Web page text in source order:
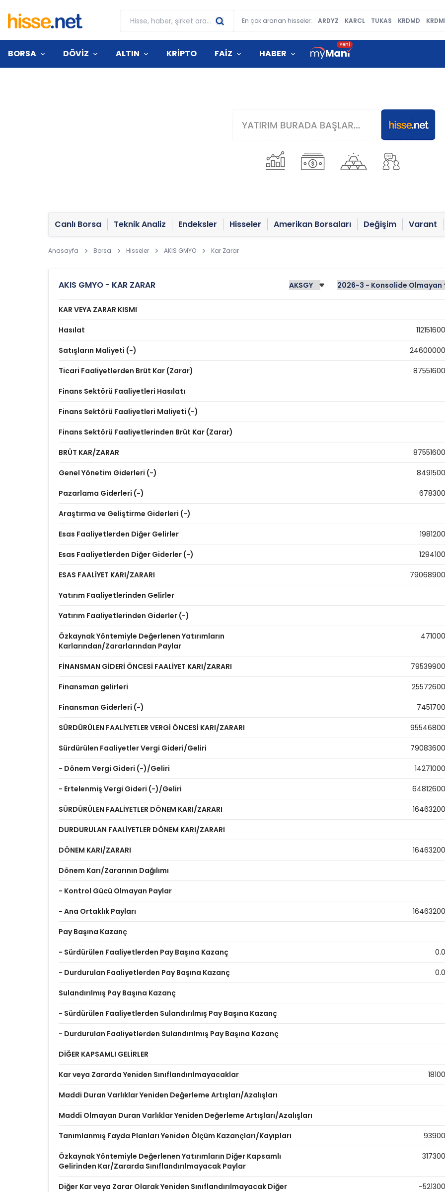
En çok aranan hisseler: ARDYZ KARCL TUKAS KRDMD
BORSA DÖVİZ ALTIN KRİPTO FAİZ HABER
Canlı Borsa Teknik Analiz Endeksler Hisseler Amerikan Borsaları Değişim Varant
Anasayfa Borsa Hisseler AKIS GMYO Kar Zarar
AKIS GMYO - KAR ZARAR
KAR VEYA ZARAR KISMI
Hasılat
Satışların Maliyeti (-)
Ticari Faaliyetlerden Brüt Kar (Zarar)
Finans Sektörü Faaliyetleri Hasılatı
Finans Sektörü Faaliyetleri Maliyeti (-)
Finans Sektörü Faaliyetlerinden Brüt Kar (Zarar)
BRÜT KAR/ZARAR
Genel Yönetim Giderleri (-)
Pazarlama Giderleri (-)
Araştırma ve Geliştirme Giderleri (-)
Esas Faaliyetlerden Diğer Gelirler
Esas Faaliyetlerden Diğer Giderler (-)
ESAS FAALİYET KARI/ZARARI
Yatırım Faaliyetlerinden Gelirler
Yatırım Faaliyetlerinden Giderler (-)
Özkaynak Yöntemiyle Değerlenen Yatırımların
Karlarından/Zararlarından Paylar
FİNANSMAN GİDERİ ÖNCESİ FAALİYET KARI/ZARARI
Finansman gelirleri
Finansman Giderleri (-)
SÜRDÜRÜLEN FAALİYETLER VERGİ ÖNCESİ KARI/ZARARI
Sürdürülen Faaliyetler Vergi Gideri/Geliri
- Dönem Vergi Gideri (-)/Geliri
- Ertelenmiş Vergi Gideri (-)/Geliri
SÜRDÜRÜLEN FAALİYETLER DÖNEM KARI/ZARARI
DURDURULAN FAALİYETLER DÖNEM KARI/ZARARI
DÖNEM KARI/ZARARI
Dönem Karı/Zararının Dağılımı
- Kontrol Gücü Olmayan Paylar
- Ana Ortaklık Payları
Pay Başına Kazanç
- Sürdürülen Faaliyetlerden Pay Başına Kazanç
- Durdurulan Faaliyetlerden Pay Başına Kazanç
Sulandırılmış Pay Başına Kazanç
- Sürdürülen Faaliyetlerden Sulandırılmış Pay Başına Kazanç
- Durdurulan Faaliyetlerden Sulandırılmış Pay Başına Kazanç
DİĞER KAPSAMLI GELİRLER
Kar veya Zararda Yeniden Sınıflandırılmayacaklar
Maddi Duran Varlıklar Yeniden Değerleme Artışları/Azalışları
Maddi Olmayan Duran Varlıklar Yeniden Değerleme Artışları/Azalışları
Tanımlanmış Fayda Planları Yeniden Ölçüm Kazançları/Kayıpları
Özkaynak Yöntemiyle Değerlenen Yatırımların Diğer Kapsamlı
Gelirinden Kar/Zararda Sınıflandırılmayacak Paylar
Diğer Kar veya Zarar Olarak Yeniden Sınıflandırılmayacak Diğer
-